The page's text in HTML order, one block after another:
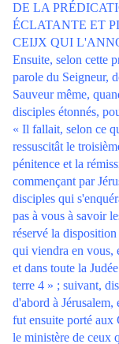
DE LA
ÉCLATANTE ET
CEIJX QUI
Ensuite, selon cette
parole du Seigneur,
Sauveur même,
disciples étonnés,
« Il fallait, selon ce
ressuscitât le
pénitence et la
commençant par
disciples qui
pas à vous à savoir
réservé la
qui viendra en vous,
et dans toute la
terre 4 » ; suivant,
d'abord à Jérusalem,
fut ensuite porté aux
le ministère de ceux